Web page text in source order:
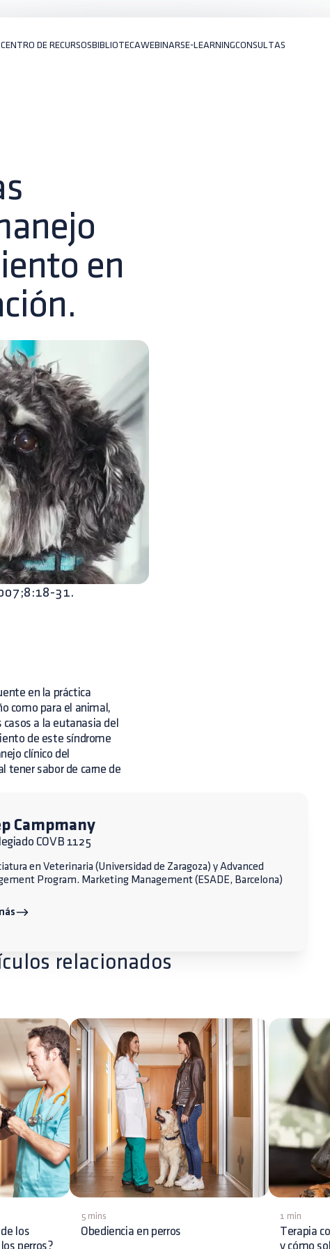
CENTRO DE RECURSOSBIBLIOTECAWEBINARSE-LEARNINGCONSULTAS
en
31.
en la práctica
como para el animal,
a la eutanasia del
de este síndrome
clínico del
sabor de carne de
Campmany
COVB 1125
en Veterinaria (Universidad de Zaragoza) y Advanced
Program. Marketing Management (ESADE, Barcelona)
relacionados
los
perros?
5 mins
Obediencia en perros
1 min
Terapia
y cómo